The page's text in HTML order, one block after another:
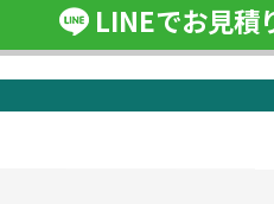
LINEでお見積